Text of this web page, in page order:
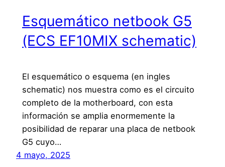
Esquemático netbook G5
(ECS EF10MIX schematic)
El esquemático o esquema (en ingles
schematic) nos muestra como es el circuito
completo de la motherboard, con esta
información se amplia enormemente la
posibilidad de reparar una placa de netbook
G5 cuyo…
4 mayo, 2025